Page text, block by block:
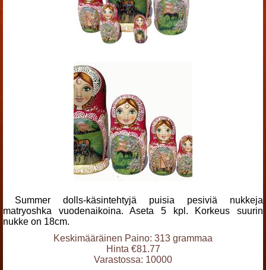
Summer dolls-käsintehtyjä puisia pesiviä nukkeja
matryoshka vuodenaikoina. Aseta 5 kpl. Korkeus suurin
nukke on 18cm.
Keskimääräinen Paino: 313 grammaa
Hinta €81.77
Varastossa: 10000